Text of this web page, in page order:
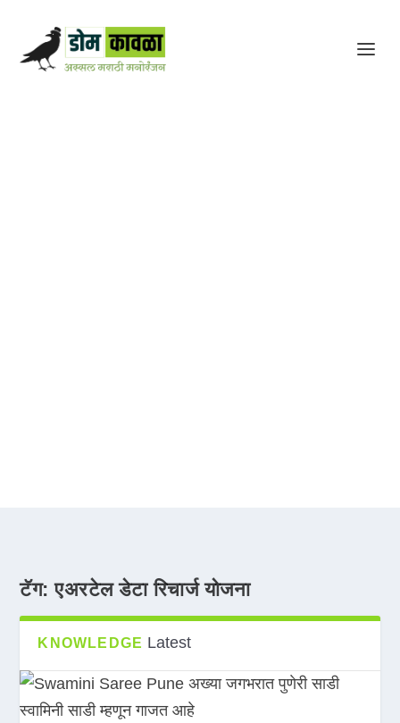
टॅग:एअरटेल डेटा रिचार्ज योजना
KNOWLEDGE Latest